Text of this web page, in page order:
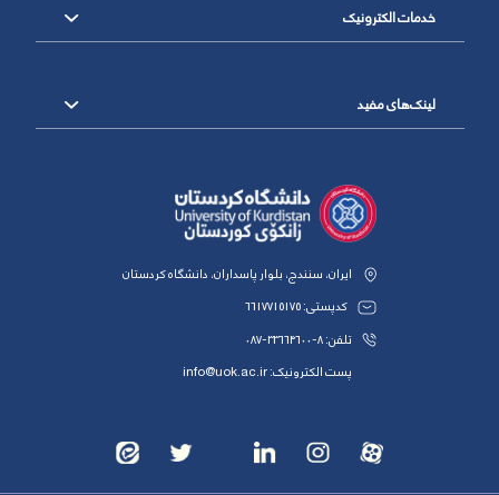
خدمات الکترونیک
لینک‌های مفید
ایران، سنندج، بلوار پاسداران، دانشگاه کردستان
کدپستی: 6617715175
تلفن: 8-33664600-087
پست الکترونیک: info@uok.ac.ir